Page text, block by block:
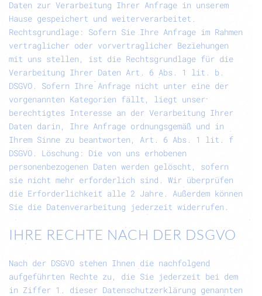
Daten zur Verarbeitung Ihrer Anfrage in unserem
Hause gespeichert und weiterverarbeitet.
Rechtsgrundlage : Sofern Sie Ihre Anfrage im Rahmen
vertraglicher oder vorvertraglicher Beziehungen
mit uns stellen, ist die Rechtsgrundlage für die
Verarbeitung Ihrer Daten Art. 6 Abs. 1 lit. b.
DSGVO. Sofern Ihre Anfrage nicht unter eine der
vorgenannten Kategorien fällt, liegt unser
berechtigtes Interesse an der Verarbeitung Ihrer
Daten darin, Ihre Anfrage ordnungsgemäß und in
Ihrem Sinne zu beantworten, Art. 6 Abs. 1 lit. f
DSGVO. Löschung: Die von uns erhobenen
personenbezogenen Daten werden gelöscht, sofern
sie nicht mehr erforderlich sind. Wir überprüfen
die Erforderlichkeit alle 2 Jahre. Außerdem können
Sie die Datenverarbeitung jederzeit widerrufen.
IHRE RECHTE NACH DER DSGVO
Nach der DSGVO stehen Ihnen die nachfolgend
aufgeführten Rechte zu, die Sie jederzeit bei dem
in Ziffer 1. dieser Datenschutzerklärung genannten